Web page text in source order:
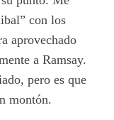
con los
aprovechado
a Ramsay.
pero es que
montón.